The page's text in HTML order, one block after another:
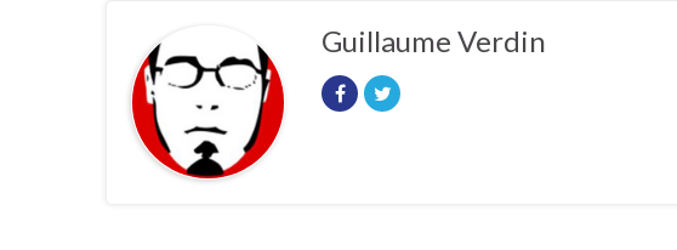
Guillaume Verdin